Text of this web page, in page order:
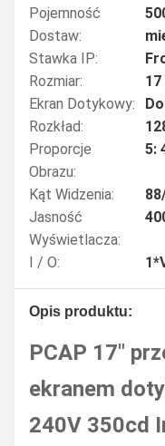
Pojemność
Dostaw:
Stawka IP:
Rozmiar:
17
Ekran Dotykowy:
Rozkład:
Proporcje
Obrazu:
5:
Kąt Widzenia:
Jasność
Wyświetlacza:
I / O:
Opis produktu:
PCAP 17"
ekranem
240V 350cd